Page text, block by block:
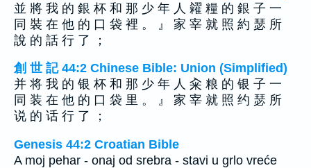
並 將 我 的 銀 杯 和 那 少 年 人 糴 糧 的 銀 子 一
同 裝 在 他 的 口 袋 裡 。 』 家 宰 就 照 約 瑟 所
說 的 話 行 了 ；
創 世 記 44:2 Chinese Bible: Union (Simplified)
并 将 我 的 银 杯 和 那 少 年 人 籴 粮 的 银 子 一
同 装 在 他 的 口 袋 里 。 』 家 宰 就 照 约 瑟 所
说 的 话 行 了 ；
Genesis 44:2 Croatian Bible
A moj pehar - onaj od srebra - stavi u grlo vreće